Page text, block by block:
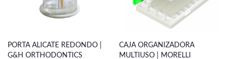
PORTA ALICATE REDONDO |
G&H ORTHODONTICS
CAJA ORGANIZADORA
MULTIUSO | MORELLI